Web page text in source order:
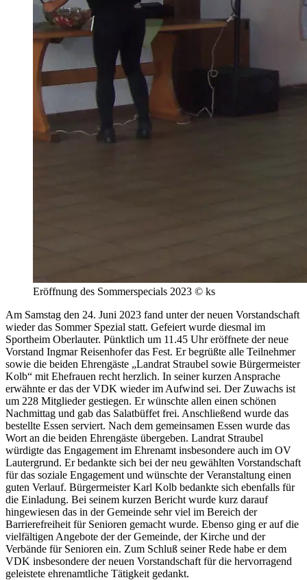
Eröffnung des Sommerspecials 2023 © ks
Am Samstag den 24. Juni 2023 fand unter der neuen Vorstandschaft
wieder das Sommer Spezial statt. Gefeiert wurde diesmal im
Sportheim Oberlauter. Pünktlich um 11.45 Uhr eröffnete der neue
Vorstand Ingmar Reisenhofer das Fest. Er begrüßte alle Teilnehmer
sowie die beiden Ehrengäste „Landrat Straubel sowie Bürgermeister
Kolb“ mit Ehefrauen recht herzlich. In seiner kurzen Ansprache
erwähnte er das der VDK wieder im Aufwind sei. Der Zuwachs ist
um 228 Mitglieder gestiegen. Er wünschte allen einen schönen
Nachmittag und gab das Salatbüffet frei. Anschließend wurde das
bestellte Essen serviert. Nach dem gemeinsamen Essen wurde das
Wort an die beiden Ehrengäste übergeben. Landrat Straubel
würdigte das Engagement im Ehrenamt insbesondere auch im OV
Lautergrund. Er bedankte sich bei der neu gewählten Vorstandschaft
für das soziale Engagement und wünschte der Veranstaltung einen
guten Verlauf. Bürgermeister Karl Kolb bedankte sich ebenfalls für
die Einladung. Bei seinem kurzen Bericht wurde kurz darauf
hingewiesen das in der Gemeinde sehr viel im Bereich der
Barrierefreiheit für Senioren gemacht wurde. Ebenso ging er auf die
vielfältigen Angebote der der Gemeinde, der Kirche und der
Verbände für Senioren ein. Zum Schluß seiner Rede habe er dem
VDK insbesondere der neuen Vorstandschaft für die hervorragend
geleistete ehrenamtliche Tätigkeit gedankt.